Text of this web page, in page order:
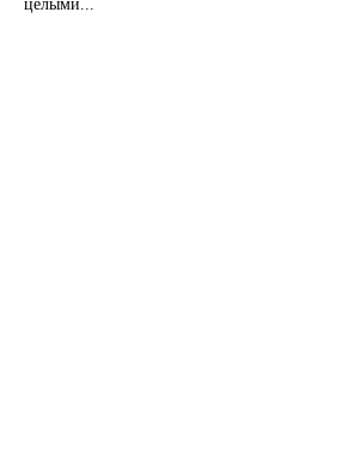
целыми...